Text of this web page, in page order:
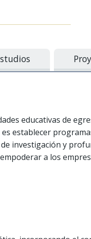
educativas de
establecer
investigación y
a los